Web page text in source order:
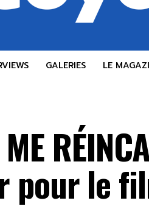
GALERIES LE
pour le